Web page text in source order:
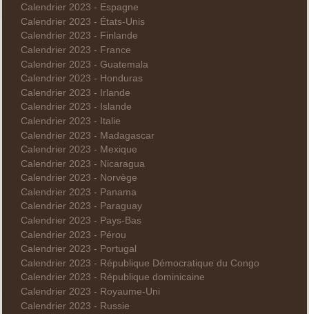
Calendrier 2023 - Espagne
Calendrier 2023 - États-Unis
Calendrier 2023 - Finlande
Calendrier 2023 - France
Calendrier 2023 - Guatemala
Calendrier 2023 - Honduras
Calendrier 2023 - Irlande
Calendrier 2023 - Islande
Calendrier 2023 - Italie
Calendrier 2023 - Madagascar
Calendrier 2023 - Mexique
Calendrier 2023 - Nicaragua
Calendrier 2023 - Norvège
Calendrier 2023 - Panama
Calendrier 2023 - Paraguay
Calendrier 2023 - Pays-Bas
Calendrier 2023 - Pérou
Calendrier 2023 - Portugal
Calendrier 2023 - République Démocratique du Congo
Calendrier 2023 - République dominicaine
Calendrier 2023 - Royaume-Uni
Calendrier 2023 - Russie